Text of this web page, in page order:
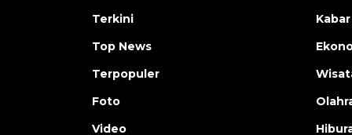
Terkini
Top News
Terpopuler
Foto
Video